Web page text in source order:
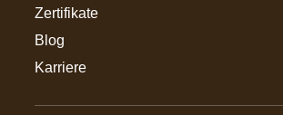
Zertifikate
Blog
Karriere